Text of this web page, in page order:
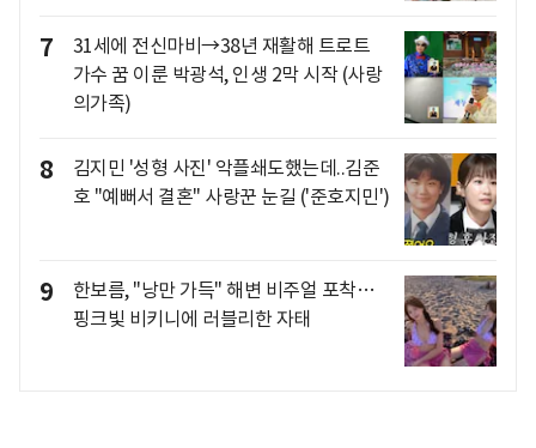
7
31세에 전신마비→38년 재활해 트로트
가수 꿈 이룬 박광석, 인생 2막 시작 (사랑
의가족)
8
김지민 '성형 사진' 악플쇄도했는데..김준
호 "예뻐서 결혼" 사랑꾼 눈길 ('준호지민')
9
한보름, "낭만 가득" 해변 비주얼 포착…
핑크빛 비키니에 러블리한 자태